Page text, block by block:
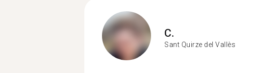
C.
Sant Quirze del Vallès